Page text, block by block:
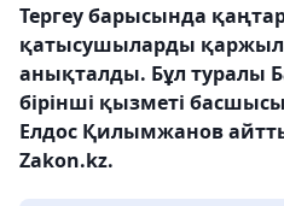
Тергеу барысында
қатысушыларды
анықталды. Бұл туралы
бірінші қызметі
Елдос Қилымжанов
Zakon.kz.